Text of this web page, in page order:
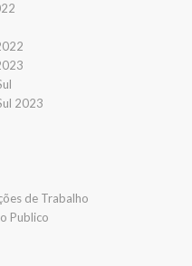
2023
de Trabalho
Publico